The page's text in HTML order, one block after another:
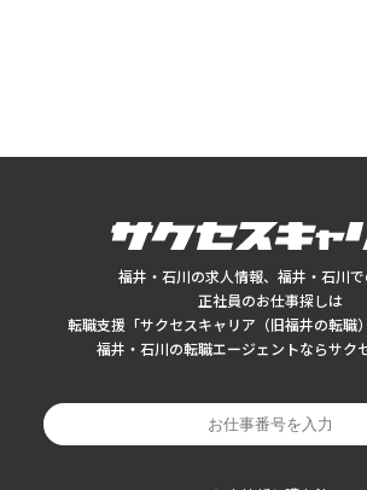
福井・石川の求人情報、福井・石川で
正社員のお仕事探しは
転職支援「サクセスキャリア（旧福井の転職
福井・石川の転職エージェントならサク